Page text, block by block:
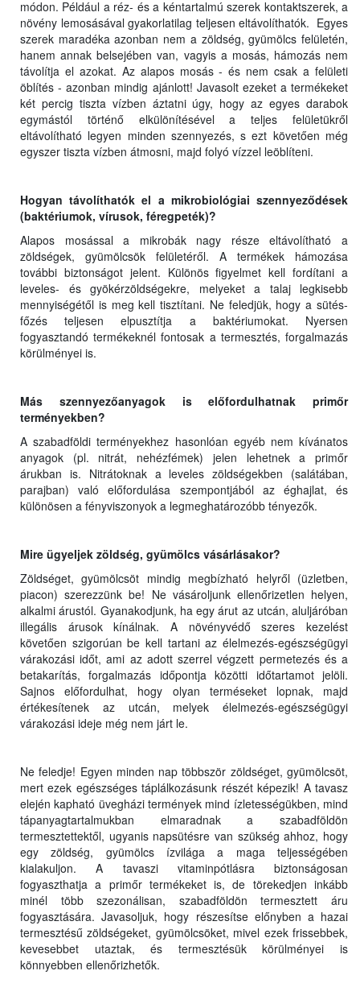
módon. Például a réz- és a kéntartalmú szerek kontaktszerek, a
növény lemosásával gyakorlatilag teljesen eltávolíthatók. Egyes
szerek maradéka azonban nem a zöldség, gyümölcs felületén,
hanem annak belsejében van, vagyis a mosás, hámozás nem
távolítja el azokat. Az alapos mosás - és nem csak a felületi
öblítés - azonban mindig ajánlott! Javasolt ezeket a termékeket
két percig tiszta vízben áztatni úgy, hogy az egyes darabok
egymástól történő elkülönítésével a teljes felületükről
eltávolítható legyen minden szennyezés, s ezt követően még
egyszer tiszta vízben átmosni, majd folyó vízzel leöblíteni.
Hogyan távolíthatók el a mikrobiológiai szennyeződések
(baktériumok, vírusok, féregpeték)?
Alapos mosással a mikrobák nagy része eltávolítható a
zöldségek, gyümölcsök felületéről. A termékek hámozása
további biztonságot jelent. Különös figyelmet kell fordítani a
leveles- és gyökérzöldségekre, melyeket a talaj legkisebb
mennyiségétől is meg kell tisztítani. Ne feledjük, hogy a sütés-
főzés teljesen elpusztítja a baktériumokat. Nyersen
fogyasztandó termékeknél fontosak a termesztés, forgalmazás
körülményei is.
Más szennyezőanyagok is előfordulhatnak primőr
terményekben?
A szabadföldi terményekhez hasonlóan egyéb nem kívánatos
anyagok (pl. nitrát, nehézfémek) jelen lehetnek a primőr
árukban is. Nitrátoknak a leveles zöldségekben (salátában,
parajban) való előfordulása szempontjából az éghajlat, és
különösen a fényviszonyok a legmeghatározóbb tényezők.
Mire ügyeljek zöldség, gyümölcs vásárlásakor?
Zöldséget, gyümölcsöt mindig megbízható helyről (üzletben,
piacon) szerezzünk be! Ne vásároljunk ellenőrizetlen helyen,
alkalmi árustól. Gyanakodjunk, ha egy árut az utcán, aluljáróban
illegális árusok kínálnak. A növényvédő szeres kezelést
követően szigorúan be kell tartani az élelmezés-egészségügyi
várakozási időt, ami az adott szerrel végzett permetezés és a
betakarítás, forgalmazás időpontja közötti időtartamot jelöli.
Sajnos előfordulhat, hogy olyan terméseket lopnak, majd
értékesítenek az utcán, melyek élelmezés-egészségügyi
várakozási ideje még nem járt le.
Ne feledje! Egyen minden nap többször zöldséget, gyümölcsöt,
mert ezek egészséges táplálkozásunk részét képezik! A tavasz
elején kapható üvegházi termények mind ízletességükben, mind
tápanyagtartalmukban elmaradnak a szabadföldön
termesztettektől, ugyanis napsütésre van szükség ahhoz, hogy
egy zöldség, gyümölcs ízvilága a maga teljességében
kialakuljon. A tavaszi vitaminpótlásra biztonságosan
fogyaszthatja a primőr termékeket is, de törekedjen inkább
minél több szezonálisan, szabadföldön termesztett áru
fogyasztására. Javasoljuk, hogy részesítse előnyben a hazai
termesztésű zöldségeket, gyümölcsöket, mivel ezek frissebbek,
kevesebbet utaztak, és termesztésük körülményei is
könnyebben ellenőrizhetők.